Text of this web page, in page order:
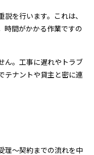
を行います。これは、
時間がかかる作業ですの
ん。工事に遅れやトラブ
テナントや貸主と密に連
理～契約までの流れを中